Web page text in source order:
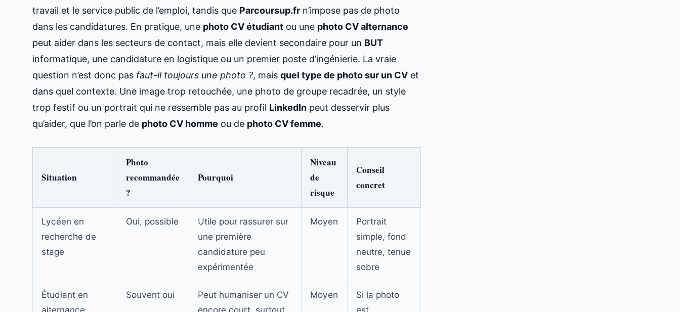
travail et le service public de l’emploi, tandis que Parcoursup.fr n’impose pas de photo
dans les candidatures. En pratique, une photo CV étudiant ou une photo CV alternance
peut aider dans les secteurs de contact, mais elle devient secondaire pour un BUT
informatique, une candidature en logistique ou un premier poste d’ingénierie. La vraie
question n’est donc pas faut-il toujours une photo ?, mais quel type de photo sur un CV et
dans quel contexte. Une image trop retouchée, une photo de groupe recadrée, un style
trop festif ou un portrait qui ne ressemble pas au profil LinkedIn peut desservir plus
qu’aider, que l’on parle de photo CV homme ou de photo CV femme.
Situation
Photo
recommandée
?
Pourquoi
Niveau
de
risque
Conseil
concret
Lycéen en
recherche de
stage
Oui, possible
Utile pour rassurer sur
une première
candidature peu
expérimentée
Moyen
Portrait
simple, fond
neutre, tenue
sobre
Étudiant en
alternance
Souvent oui
Peut humaniser un CV
encore court, surtout
Moyen
Si la photo
est